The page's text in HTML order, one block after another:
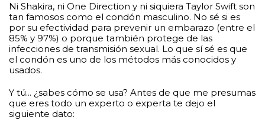
Ni Shakira, ni One Direction y ni siquiera Taylor Swift son
tan famosos como el condón masculino. No sé si es
por su efectividad para prevenir un embarazo (entre el
85% y 97%) o porque también protege de las
infecciones de transmisión sexual. Lo que sí sé es que
el condón es uno de los métodos más conocidos y
usados.
Y tú... ¿sabes cómo se usa? Antes de que me presumas
que eres todo un experto o experta te dejo el
siguiente dato: